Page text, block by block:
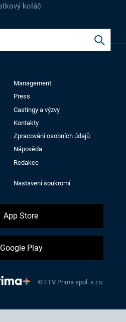
koláč
Management
Press
Castingy a výzvy
Kontakty
Zpracování osobních údajů
Nápověda
Redakce
Nastavení soukromí
App Store
Google Play
© FTV Prima spol. s r.o.